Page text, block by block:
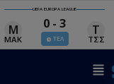
UEFA EUROPA LEAGUE
Σ
ΣΆΛ
0 - 0
ΤΕΛ